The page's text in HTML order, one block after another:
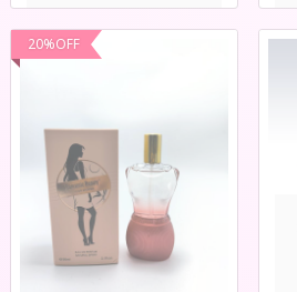
20%OFF